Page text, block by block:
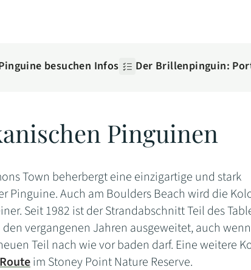
besuchen Infos Der Brillenpinguin:
Pinguinen
Town beherbergt eine einzigartige und stark
Pinguine. Auch am Boulders Beach wird die
Seit 1982 ist der Strandabschnitt Teil des
vergangenen Jahren ausgeweitet, auch
Teil nach wie vor baden darf. Eine weitere
im Stoney Point Nature Reserve.